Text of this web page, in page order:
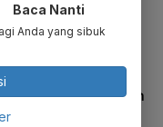
Baca Nanti
Anda yang sibuk